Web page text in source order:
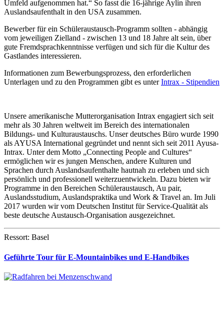
Umfeld aufgenommen hat.“ So fasst die 16-jährige Aylin ihren
Auslandsaufenthalt in den USA zusammen.
Bewerber für ein Schüleraustausch-Programm sollten - abhängig
vom jeweiligen Zielland - zwischen 13 und 18 Jahre alt sein, über
gute Fremdsprachkenntnisse verfügen und sich für die Kultur des
Gastlandes interessieren.
Informationen zum Bewerbungsprozess, den erforderlichen
Unterlagen und zu den Programmen gibt es unterIntrax - Stipendien
Unsere amerikanische Mutterorganisation Intrax engagiert sich seit
mehr als 30 Jahren weltweit im Bereich des internationalen
Bildungs- und Kulturaustauschs. Unser deutsches Büro wurde 1990
als AYUSA International gegründet und nennt sich seit 2011 Ayusa-
Intrax. Unter dem Motto „Connecting People and Cultures“
ermöglichen wir es jungen Menschen, andere Kulturen und
Sprachen durch Auslandsaufenthalte hautnah zu erleben und sich
persönlich und professionell weiterzuentwickeln. Dazu bieten wir
Programme in den Bereichen Schüleraustausch, Au pair,
Auslandsstudium, Auslandspraktika und Work & Travel an. Im Juli
2017 wurden wir vom Deutschen Institut für Service-Qualität als
beste deutsche Austausch-Organisation ausgezeichnet.
Ressort: Basel
Geführte Tour für E-Mountainbikes und E-Handbikes